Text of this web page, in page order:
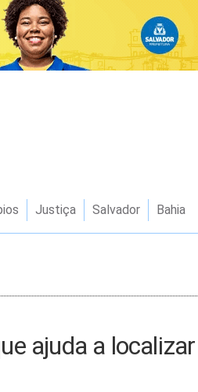
Justiça Salvador Bahia
ajuda a localizar